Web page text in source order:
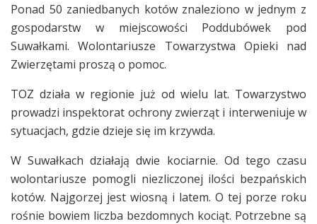
Ponad 50 zaniedbanych kotów znaleziono w jednym z
gospodarstw w miejscowości Poddubówek pod
Suwałkami. Wolontariusze Towarzystwa Opieki nad
Zwierzętami proszą o pomoc.
TOZ działa w regionie już od wielu lat. Towarzystwo
prowadzi inspektorat ochrony zwierząt i interweniuje w
sytuacjach, gdzie dzieje się im krzywda.
W Suwałkach działają dwie kociarnie. Od tego czasu
wolontariusze pomogli niezliczonej ilości bezpańskich
kotów. Najgorzej jest wiosną i latem. O tej porze roku
rośnie bowiem liczba bezdomnych kociąt. Potrzebne są